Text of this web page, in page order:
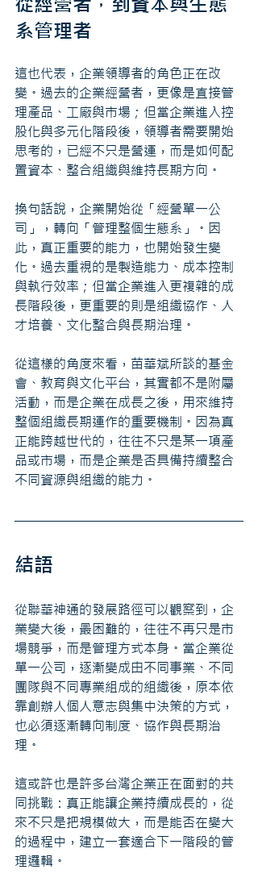
系管理者
這也代表，企業領導者的角色正在改
變。過去的企業經營者，更像是直接管
理產品、工廠與市場；但當企業進入控
股化與多元化階段後，領導者需要開始
思考的，已經不只是營運，而是如何配
置資本、整合組織與維持長期方向。
換句話說，企業開始從「經營單一公
司」，轉向「管理整個生態系」。因
此，真正重要的能力，也開始發生變
化。過去重視的是製造能力、成本控制
與執行效率；但當企業進入更複雜的成
長階段後，更重要的則是組織協作、人
才培養、文化整合與長期治理。
從這樣的角度來看，苗華斌所談的基金
會、教育與文化平台，其實都不是附屬
活動，而是企業在成長之後，用來維持
整個組織長期運作的重要機制。因為真
正能跨越世代的，往往不只是某一項產
品或市場，而是企業是否具備持續整合
不同資源與組織的能力。
結語
從聯華神通的發展路徑可以觀察到，企
業變大後，最困難的，往往不再只是市
場競爭，而是管理方式本身。當企業從
單一公司，逐漸變成由不同事業、不同
團隊與不同專業組成的組織後，原本依
靠創辦人個人意志與集中決策的方式，
也必須逐漸轉向制度、協作與長期治
理。
這或許也是許多台灣企業正在面對的共
同挑戰：真正能讓企業持續成長的，從
來不只是把規模做大，而是能否在變大
的過程中，建立一套適合下一階段的管
理邏輯。